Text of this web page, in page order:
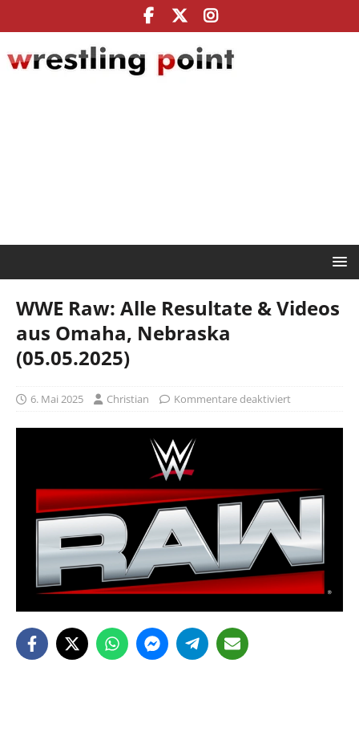
WWE Raw: Alle Resultate & Videos
aus Omaha, Nebraska
(05.05.2025)
6. Mai 2025 Christian Kommentare deaktiviert